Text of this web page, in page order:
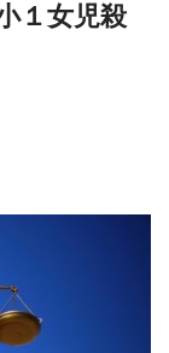
１女児殺